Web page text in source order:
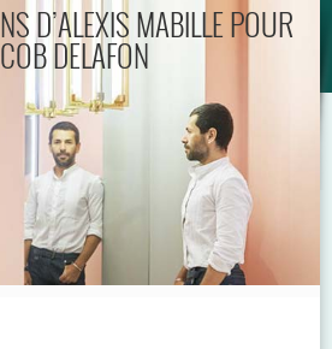
D’ALEXIS MABILLE POUR
DELAFON